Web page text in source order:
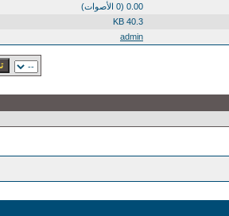
0.00 (0 الأصوات)
40.3 KB
admin